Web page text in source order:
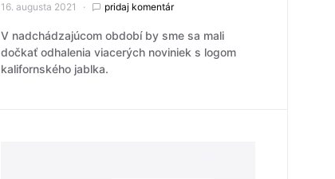
16. augusta 2021 pridaj komentár
V nadchádzajúcom období by sme sa mali
dočkať odhalenia viacerých noviniek s logom
kalifornského jablka.